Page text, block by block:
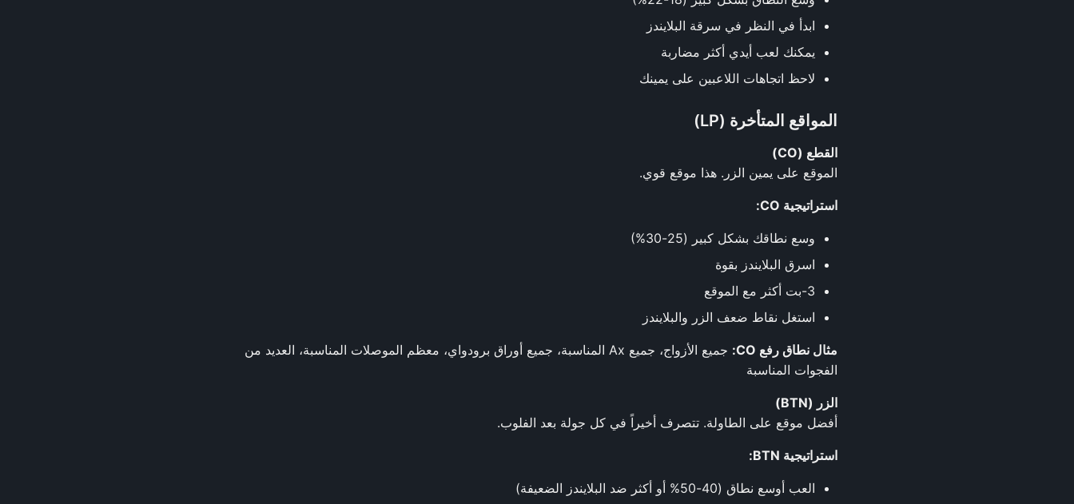
ابدأ في النظر في سرقة البلايندز
يمكنك لعب أيدي أكثر مضاربة
لاحظ اتجاهات اللاعبين على يمينك
المواقع المتأخرة (LP)
القطع (CO)
الموقع على يمين الزر. هذا موقع قوي.
استراتيجية CO:
وسع نطاقك بشكل كبير (25-30%)
اسرق البلايندز بقوة
3-بت أكثر مع الموقع
استغل نقاط ضعف الزر والبلايندز
مثال نطاق رفع CO:
جميع الأزواج، جميع Ax المناسبة، جميع أوراق برودواي، معظم الموصلات المناسبة، العديد من
الفجوات المناسبة
الزر (BTN)
أفضل موقع على الطاولة. تتصرف أخيراً في كل جولة بعد الفلوب.
استراتيجية BTN:
العب أوسع نطاق (40-50% أو أكثر ضد البلايندز الضعيفة)